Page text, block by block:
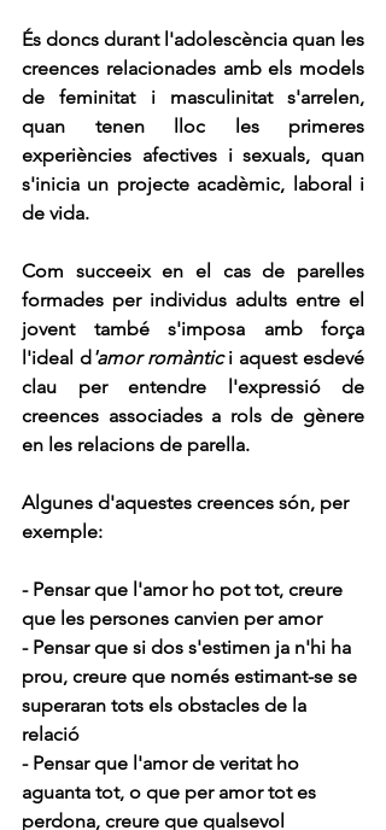
És doncs durant l'adolescència quan les
creences relacionades amb els models
de feminitat i masculinitat s'arrelen,
quan tenen lloc les primeres
experiències afectives i sexuals, quan
s'inicia un projecte acadèmic, laboral i
de vida.
Com succeeix en el cas de parelles
formades per individus adults entre el
jovent també s'imposa amb força
l'ideal d'amor romàntic i aquest esdevé
clau per entendre l'expressió de
creences associades a rols de gènere
en les relacions de parella.
Algunes d'aquestes creences són, per
exemple:
- Pensar que l'amor ho pot tot, creure
que les persones canvien per amor
- Pensar que si dos s'estimen ja n'hi ha
prou, creure que només estimant-se se
superaran tots els obstacles de la
relació
- Pensar que l'amor de veritat ho
aguanta tot, o que per amor tot es
perdona, creure que qualsevol